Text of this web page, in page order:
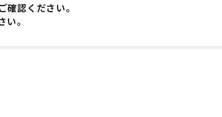
認ください。
。